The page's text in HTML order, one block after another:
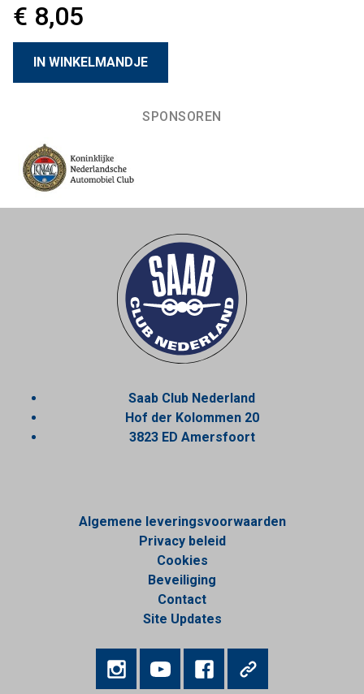
€ 8,05
SPONSOREN
Saab Club Nederland
Hof der Kolommen 20
3823 ED Amersfoort
Algemene leveringsvoorwaarden
Privacy beleid
Cookies
Beveiliging
Contact
Site Updates